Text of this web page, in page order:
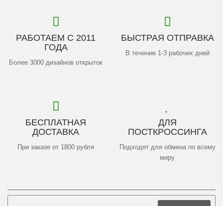
РАБОТАЕМ С 2011
ГОДА
Более 3000 дизайнов открыток
БЫСТРАЯ ОТПРАВКА
В течение 1-3 рабочих дней
БЕСПЛАТНАЯ
ДОСТАВКА
При заказе от 1800 рубля
ДЛЯ
ПОСТКРОССИНГА
Подходят для обмена по всему
миру